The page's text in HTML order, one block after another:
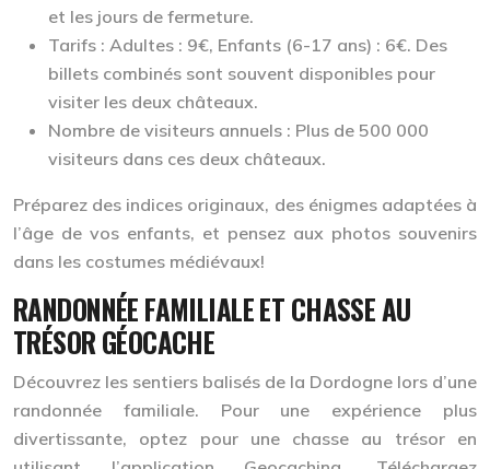
et les jours de fermeture.
Tarifs : Adultes : 9€, Enfants (6-17 ans) : 6€. Des
billets combinés sont souvent disponibles pour
visiter les deux châteaux.
Nombre de visiteurs annuels : Plus de 500 000
visiteurs dans ces deux châteaux.
Préparez des indices originaux, des énigmes adaptées à
l’âge de vos enfants, et pensez aux photos souvenirs
dans les costumes médiévaux!
RANDONNÉE FAMILIALE ET CHASSE AU
TRÉSOR GÉOCACHE
Découvrez les sentiers balisés de la Dordogne lors d’une
randonnée familiale. Pour une expérience plus
divertissante, optez pour une chasse au trésor en